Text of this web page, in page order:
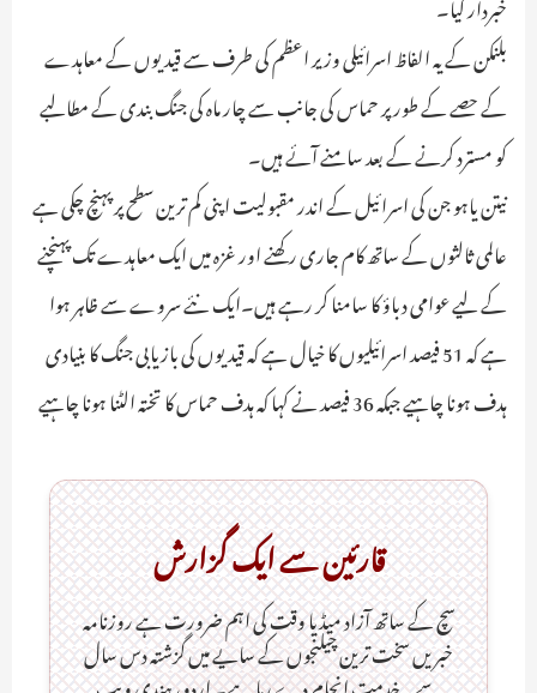
بلنکن کے یہ الفاظ اسرائیلی وزیر اعظم کی طرف سے قیدیوں کے معاہدے
کے حصے کے طور پر حماس کی جانب سے چار ماہ کی جنگ بندی کے مطالبے
کو مسترد کرنے کے بعد سامنے آئے ہیں۔
نیتن یاہو جن کی اسرائیل کے اندر مقبولیت اپنی کم ترین سطح پر پہنچ چکی ہے
عالمی ثالثوں کے ساتھ کام جاری رکھنے اور غزہ میں ایک معاہدے تک پہنچنے
کے لیے عوامی دباؤ کا سامنا کر رہے ہیں۔ایک نئے سروے سے ظاہر ہوا
ہے کہ 51 فیصد اسرائیلیوں کا خیال ہے کہ قیدیوں کی بازیابی جنگ کا بنیادی
ہدف ہونا چاہیے جبکہ 36 فیصد نے کہا کہ ہدف حماس کا تختہ الٹنا ہونا چاہیے
قارئین سے ایک گزارش
سچ کے ساتھ آزاد میڈیا وقت کی اہم ضرورت ہےـ روزنامہ
خبریں سخت ترین چیلنجوں کے سایے میں گزشتہ دس سال